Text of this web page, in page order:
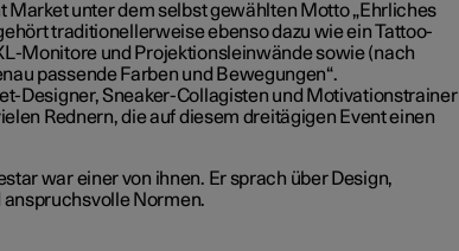
Market unter dem selbst gewählten Motto „Ehrliches
traditionellerweise ebenso dazu wie ein Tattoo-
Monitore und Projektionsleinwände sowie (nach
passende Farben und Bewegungen“.
Designer, Sneaker-Collagisten und Motivationstrainer
Rednern, die auf diesem dreitägigen Event einen
war einer von ihnen. Er sprach über Design,
anspruchsvolle Normen.